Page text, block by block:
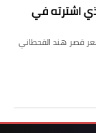
اشترته في
قصر هند القحطاني